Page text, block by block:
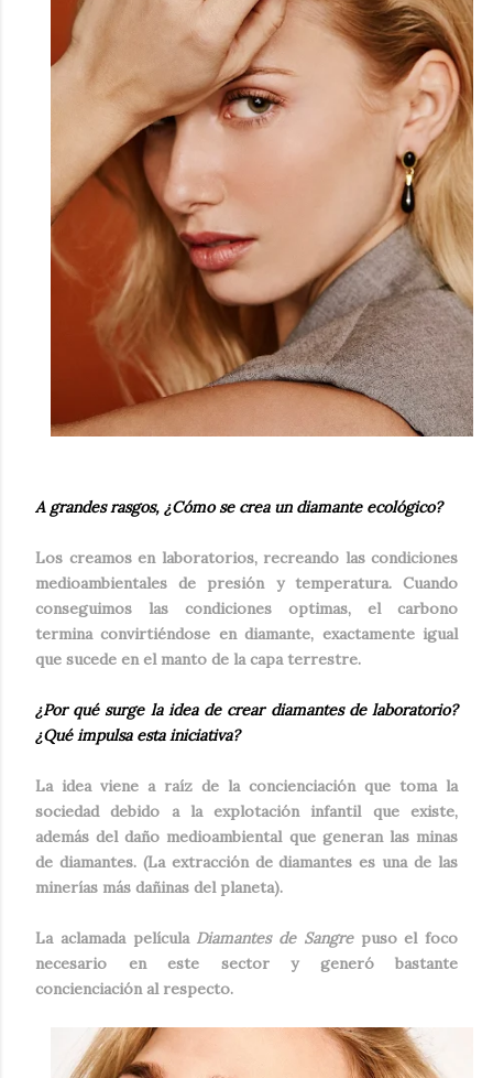
A grandes rasgos, ¿Cómo se crea un diamante ecológico?
Los creamos en laboratorios, recreando las condiciones
medioambientales de presión y temperatura. Cuando
conseguimos las condiciones optimas, el carbono
termina convirtiéndose en diamante, exactamente igual
que sucede en el manto de la capa terrestre.
¿Por qué surge la idea de crear diamantes de laboratorio?
¿Qué impulsa esta iniciativa?
La idea viene a raíz de la concienciación que toma la
sociedad debido a la explotación infantil que existe,
además del daño medioambiental que generan las minas
de diamantes. (La extracción de diamantes es una de las
minerías más dañinas del planeta).
La aclamada película Diamantes de Sangre puso el foco
necesario en este sector y generó bastante
concienciación al respecto.